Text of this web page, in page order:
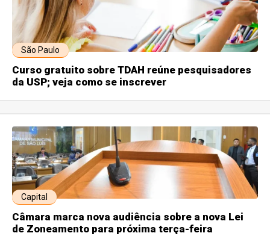
São Paulo
Curso gratuito sobre TDAH reúne pesquisadores
da USP; veja como se inscrever
Capital
Câmara marca nova audiência sobre a nova Lei
de Zoneamento para próxima terça-feira